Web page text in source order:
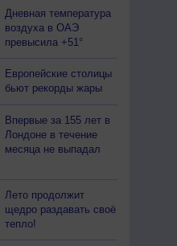
Дневная температура
воздуха в ОАЭ
превысила +51°
Европейские столицы
бьют рекорды жары
Впервые за 155 лет в
Лондоне в течение
месяца не выпадал
Лето продолжит
щедро раздавать своё
тепло!